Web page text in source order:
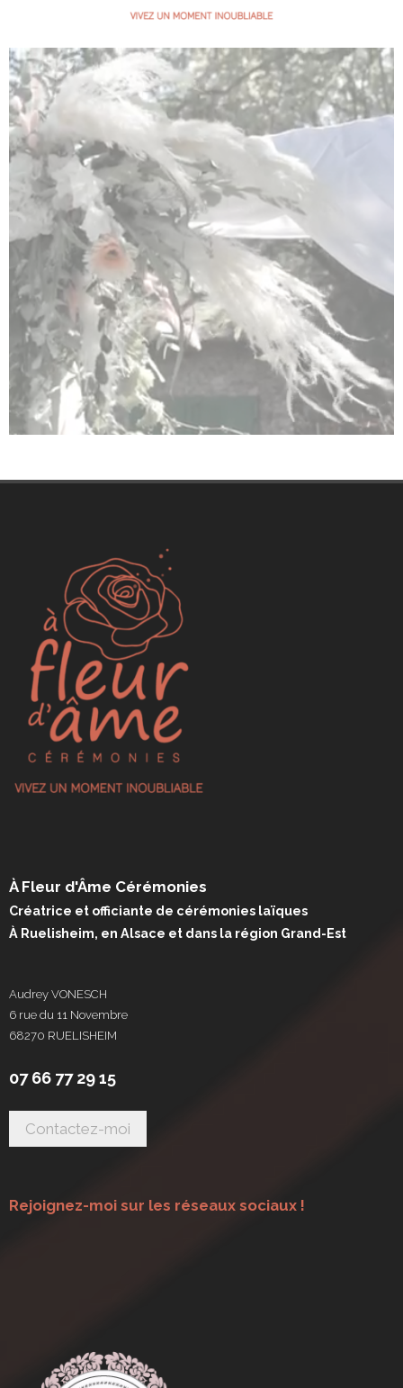
À Fleur d'Âme Cérémonies
Créatrice et officiante de cérémonies laïques
À Ruelisheim, en Alsace et dans la région Grand-Est
Audrey VONESCH
6 rue du 11 Novembre
68270 RUELISHEIM
07 66 77 29 15
Rejoignez-moi sur les réseaux sociaux !